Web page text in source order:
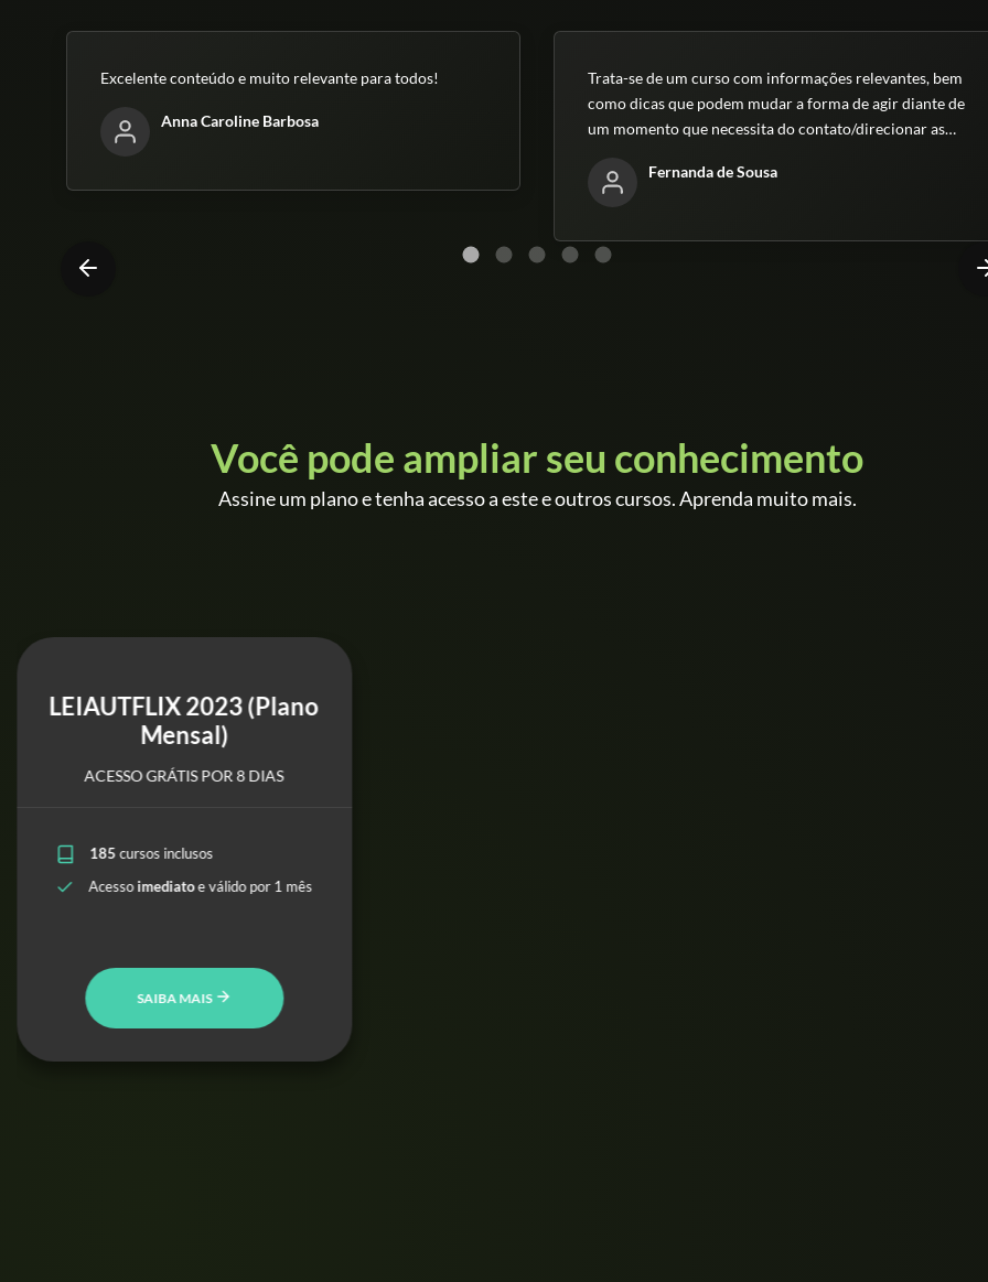
Excelente conteúdo e muito relevante para todos!
Anna Caroline Barbosa
Trata-se de um curso com informações relevantes, bem
como dicas que podem mudar a forma de agir diante de
um momento que necessita do contato/direcionar as
pessoas. Parabéns!
Fernanda de Sousa
Você pode ampliar seu conhecimento
Assine um plano e tenha acesso a este e outros cursos. Aprenda muito mais.
LEIAUTFLIX 2023 (Plano
Mensal)
ACESSO GRÁTIS POR 8 DIAS
185cursos inclusos
Acessoimediatoe válido por 1 mês
SAIBA MAIS